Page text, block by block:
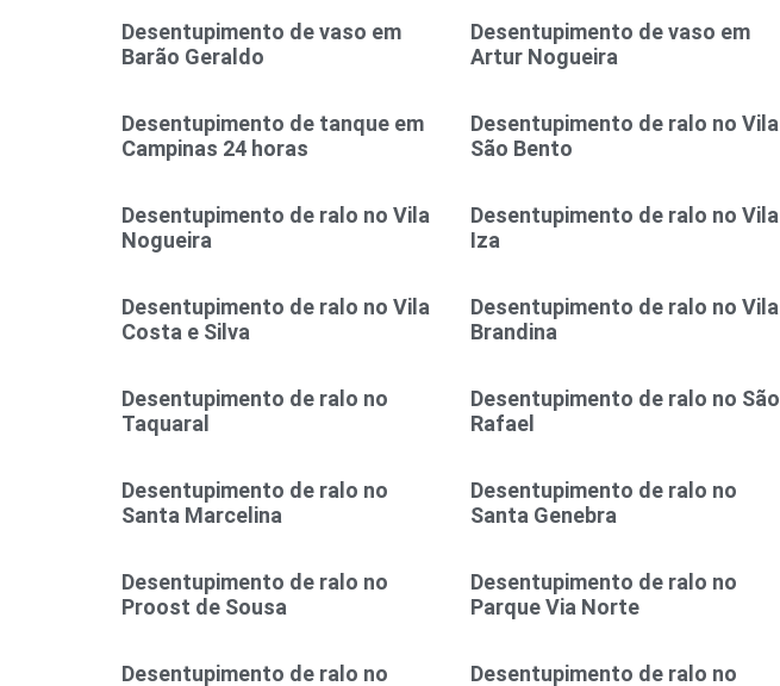
Desentupimento de vaso em
Barão Geraldo
Desentupimento de vaso em
Artur Nogueira
Desentupimento de tanque em
Campinas 24 horas
Desentupimento de ralo no Vila
São Bento
Desentupimento de ralo no Vila
Nogueira
Desentupimento de ralo no Vila
Iza
Desentupimento de ralo no Vila
Costa e Silva
Desentupimento de ralo no Vila
Brandina
Desentupimento de ralo no
Taquaral
Desentupimento de ralo no São
Rafael
Desentupimento de ralo no
Santa Marcelina
Desentupimento de ralo no
Santa Genebra
Desentupimento de ralo no
Proost de Sousa
Desentupimento de ralo no
Parque Via Norte
Desentupimento de ralo no
Desentupimento de ralo no